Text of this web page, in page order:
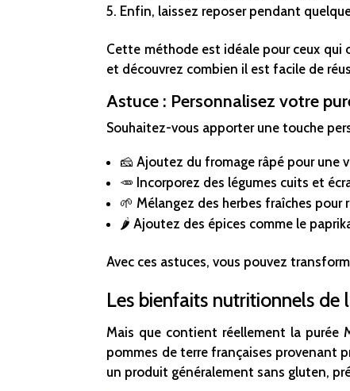
Enfin, laissez reposer pendant
Cette méthode est idéale pour ceux qui
et découvrez combien il est facile de
Astuce : Personnalisez votre
Souhaitez-vous apporter une touche
🧀 Ajoutez du fromage râpé pour une
🥕 Incorporez des légumes cuits et
🌱 Mélangez des herbes fraîches
🌶️ Ajoutez des épices comme le
Avec ces astuces, vous pouvez
Les bienfaits nutritionnels de
Mais que contient réellement la purée
pommes de terre françaises provenant
un produit généralement sans gluten,